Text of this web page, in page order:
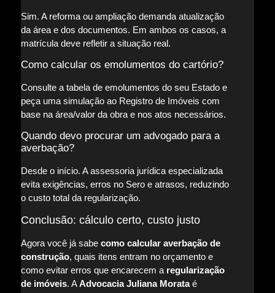
Sim. A reforma ou ampliação demanda atualização
da área e dos documentos. Em ambos os casos, a
matrícula deve refletir a situação real.
Como calcular os emolumentos do cartório?
Consulte a tabela de emolumentos do seu Estado e
peça uma simulação ao Registro de Imóveis com
base na área/valor da obra e nos atos necessários.
Quando devo procurar um advogado para a
averbação?
Desde o início. A assessoria jurídica especializada
evita exigências, erros no Sero e atrasos, reduzindo
o custo total da regularização.
Conclusão: cálculo certo, custo justo
Agora você já sabe como calcular averbação de
construção, quais itens entram no orçamento e
como evitar erros que encarecem a regularização
de imóveis. AAdvocacia Juliana Morataé